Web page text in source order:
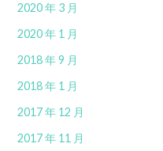
2020 年 3 月
2020 年 1 月
2018 年 9 月
2018 年 1 月
2017 年 12 月
2017 年 11 月